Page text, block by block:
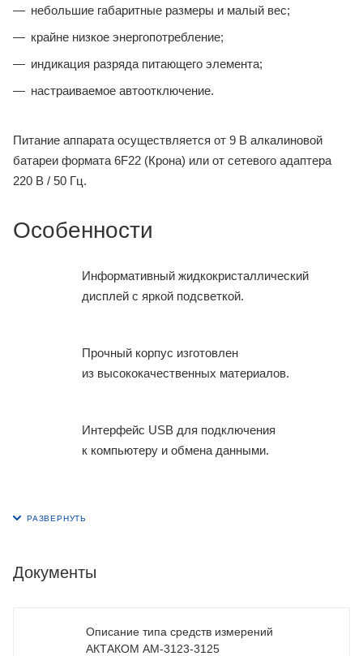
небольшие габаритные размеры и малый вес;
крайне низкое энергопотребление;
индикация разряда питающего элемента;
настраиваемое автоотключение.
Питание аппарата осуществляется от 9 В алкалиновой
батареи формата 6F22 (Крона) или от сетевого адаптера
220 В / 50 Гц.
Особенности
Информативный жидкокристаллический
дисплей с яркой подсветкой.
Прочный корпус изготовлен
из высококачественных материалов.
Интерфейс USB для подключения
к компьютеру и обмена данными.
Документы
Описание типа средств измерений
АКТАКОМ АМ-3123-3125